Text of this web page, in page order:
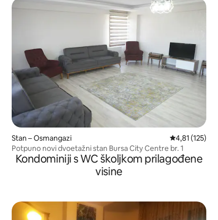
Stan – Osmangazi Prosječna
4,81 (125)
Potpuno novi dvoetažni stan Bursa City Centre br. 1
Kondominiji s WC školjkom prilagođene
visine